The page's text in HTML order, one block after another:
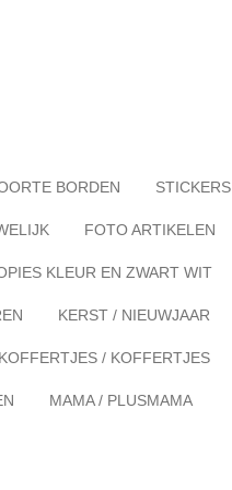
BORDEN STICKERS
FOTO ARTIKELEN
KLEUR EN ZWART WIT
KERST / NIEUWJAAR
/ KOFFERTJES
MAMA / PLUSMAMA